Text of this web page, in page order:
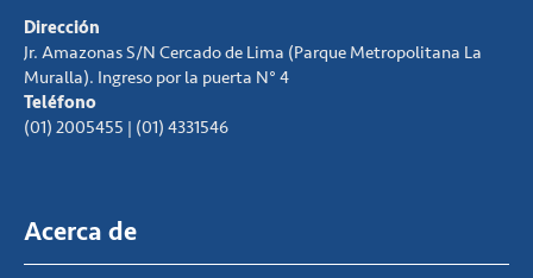
Dirección
Jr. Amazonas S/N Cercado de Lima (Parque Metropolitana La
Muralla). Ingreso por la puerta N° 4
Teléfono
(01) 2005455 | (01) 4331546
Acerca de